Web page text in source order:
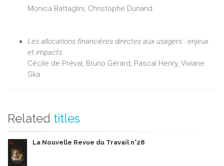
Monica Battaglini, Christophe Dunand
Les allocations financières directes aux usagers : enjeux
et impacts
Cécile de Préval, Bruno Gérard, Pascal Henry, Viviane
Ska
Related titles
La Nouvelle Revue du Travail n°28